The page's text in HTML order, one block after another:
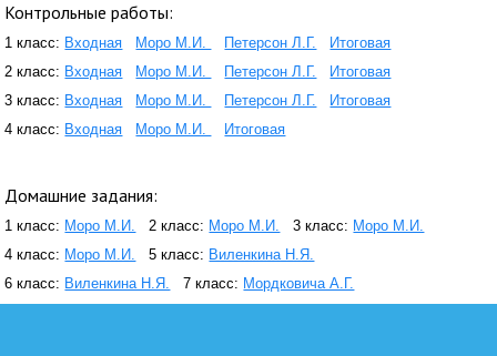
Контрольные работы:
1 класс: Входная Моро М.И. Петерсон Л.Г.
Итоговая
2 класс: Входная Моро М.И. Петерсон Л.Г.
Итоговая
3 класс: Входная Моро М.И. Петерсон Л.Г.
Итоговая
4 класс: Входная Моро М.И. Итоговая
Домашние задания:
1 класс: Моро М.И. 2 класс: Моро М.И. 3 класс: Моро М.И.
4 класс: Моро М.И. 5 класс: Виленкина Н.Я.
6 класс: Виленкина Н.Я. 7 класс: Мордковича А.Г.